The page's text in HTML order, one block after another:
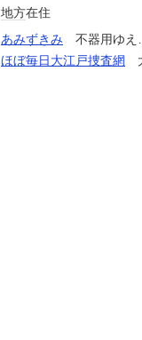
地方在住
あみずきみ 不器用ゆ
ほぼ毎日大江戸捜査網